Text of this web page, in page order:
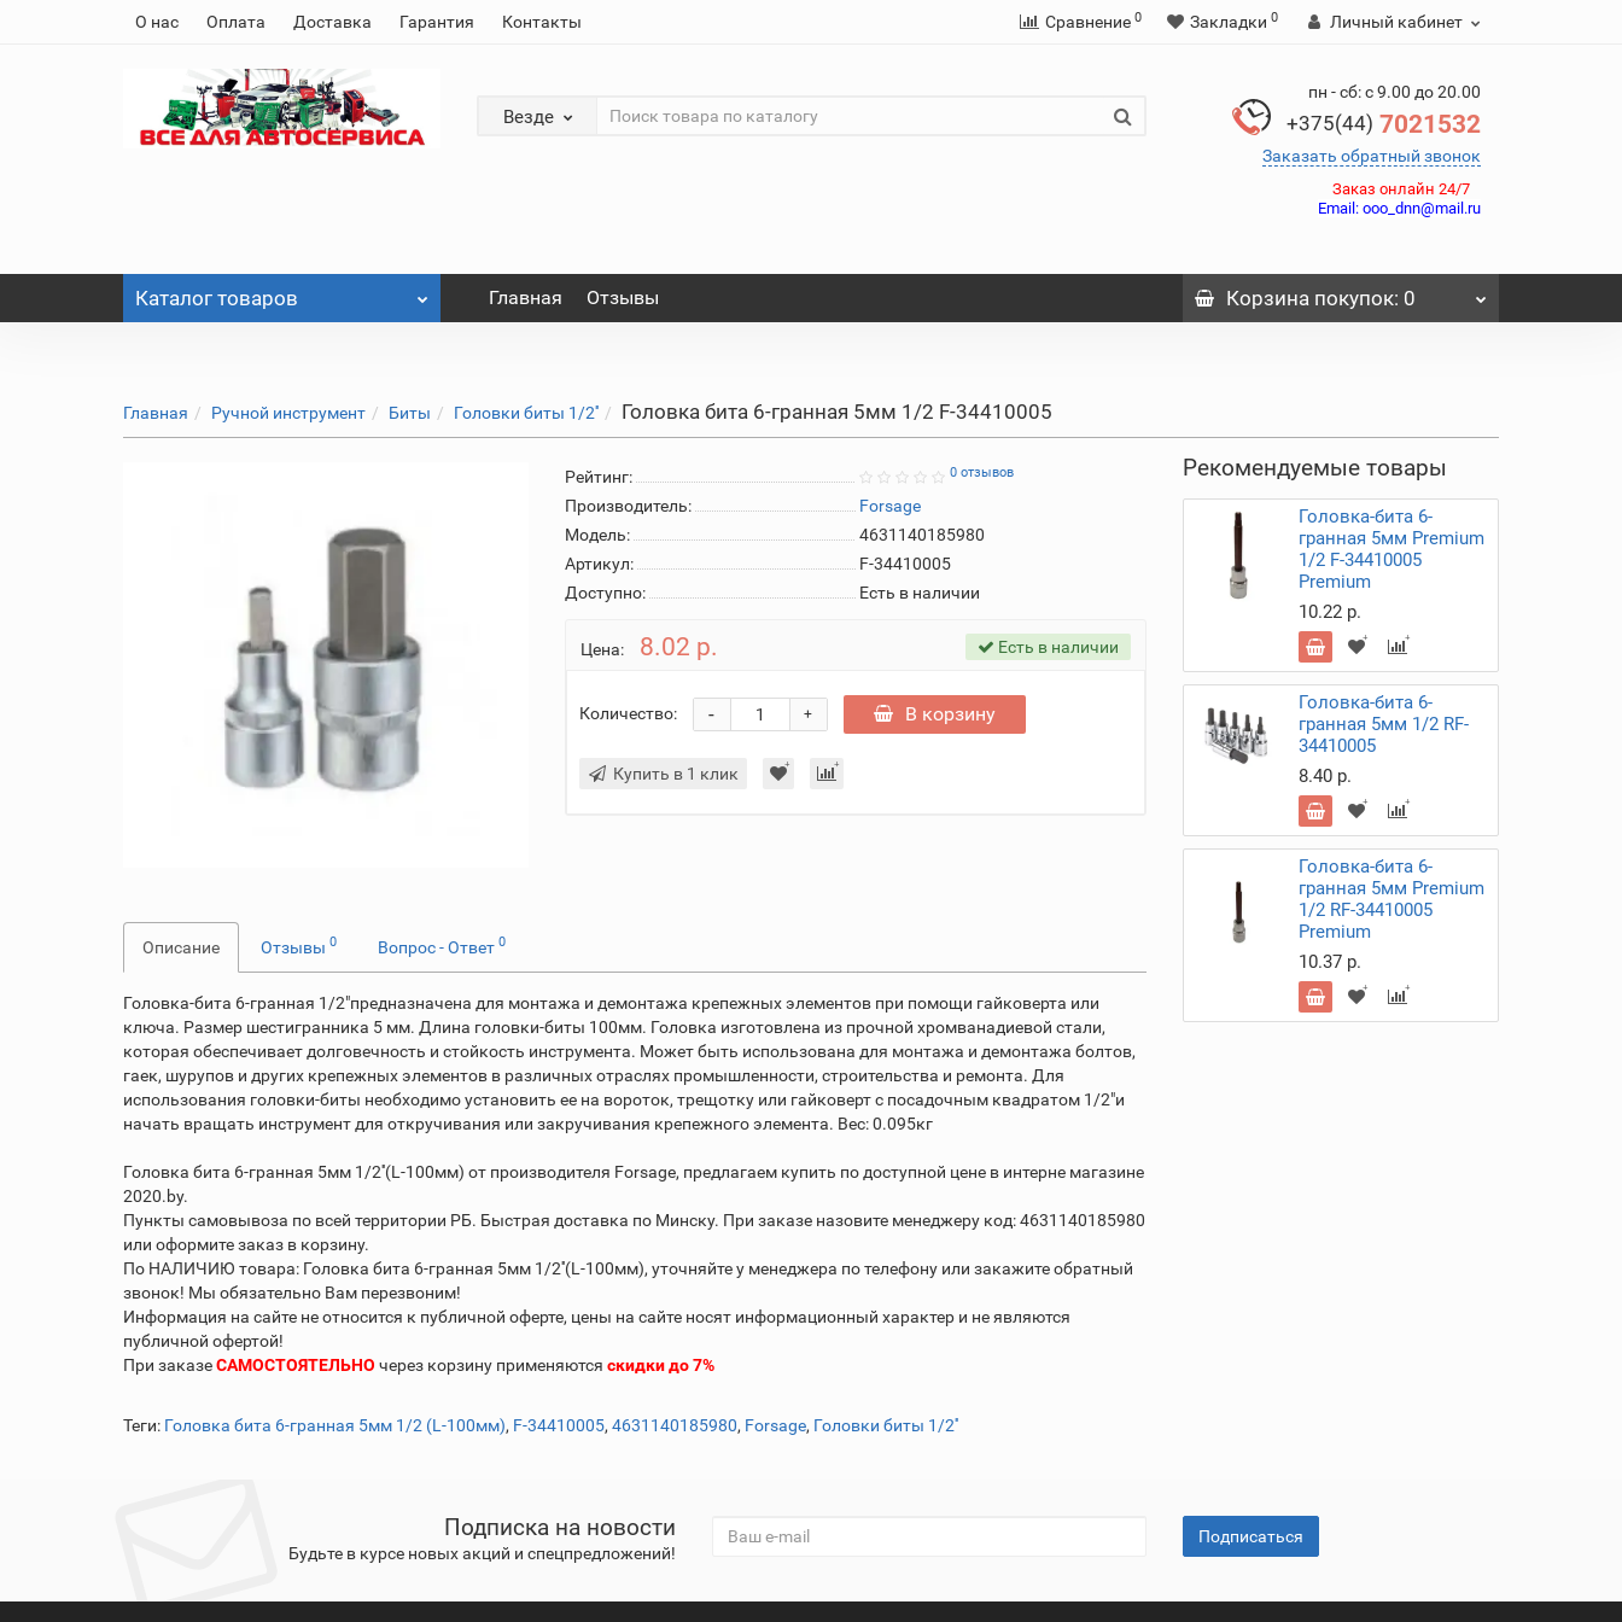
О нас Оплата Доставка Гарантия Контакты Сравнение 0 Закладки 0 Личный кабинет
Везде
пн - сб: с 9.00 до 20.00
+375(44) 7021532
Заказать обратный звонок
Заказ онлайн 24/7
Email: ooo_dnn@mail.ru
Каталог товаров Главная Отзывы Корзинапокупок: 0
Главная Ручной инструмент Биты Головки биты 1/2'' Головка бита 6-гранная 5мм 1/2 F-34410005
Рейтинг: 0 отзывов
Производитель:
Forsage
Модель:
4631140185980
Артикул:
F-34410005
Доступно:
Есть в наличии
Цена: 8.02 р. Есть в наличии
Количество: +
- В корзину
Купить в 1 клик
Описание Отзывы 0 Вопрос - Ответ 0
Головка-бита 6-гранная 1/2"предназначена для монтажа и демонтажа крепежных элементов при помощи гайковерта или
ключа. Размер шестигранника 5 мм. Длина головки-биты 100мм. Головка изготовлена из прочной хромванадиевой стали,
которая обеспечивает долговечность и стойкость инструмента. Может быть использована для монтажа и демонтажа болтов,
гаек, шурупов и других крепежных элементов в различных отраслях промышленности, строительства и ремонта. Для
использования головки-биты необходимо установить ее на вороток, трещотку или гайковерт с посадочным квадратом 1/2"и
начать вращать инструмент для откручивания или закручивания крепежного элемента. Вес: 0.095кг
Головка бита 6-гранная 5мм 1/2''(L-100мм) от производителя Forsage, предлагаем купить по доступной цене в интерне магазине
2020.by.
Пункты самовывоза по всей территории РБ. Быстрая доставка по Минску. При заказе назовите менеджеру код: 4631140185980
или оформите заказ в корзину.
По НАЛИЧИЮ товара: Головка бита 6-гранная 5мм 1/2''(L-100мм), уточняйте у менеджера по телефону или закажите обратный
звонок! Мы обязательно Вам перезвоним!
Информация на сайте не относится к публичной оферте, цены на сайте носят информационный характер и не являются
публичной офертой!
При заказеСАМОСТОЯТЕЛЬНО через корзину применяются скидки до 7%
Теги: Головка бита 6-гранная 5мм 1/2 (L-100мм), F-34410005, 4631140185980, Forsage, Головки биты 1/2''
Рекомендуемые товары
Головка-бита 6-
гранная 5мм Premium
1/2 F-34410005
Premium
10.22 р.
Головка-бита 6-
гранная 5мм 1/2 RF-
34410005
8.40 р.
Головка-бита 6-
гранная 5мм Premium
1/2 RF-34410005
Premium
10.37 р.
Подписка на новости
Будьте в курсе новых акций и спецпредложений!
Подписаться